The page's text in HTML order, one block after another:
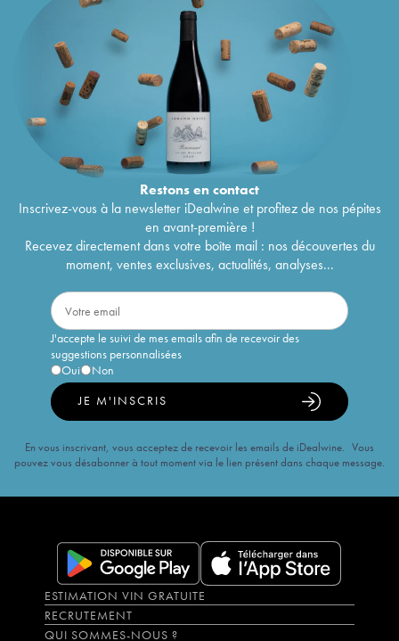
Restons encontact
Inscrivez-vous à la newsletter iDealwine et profitez de nos pépites
en avant-première !
Recevez directement dans votre boîte mail : nos découvertes du
moment, ventes exclusives, actualités, analyses...
J'accepte le suivi de mes emails afin de recevoir des
suggestions personnalisées
Oui
Non
JE M'INSCRIS
En vous inscrivant, vous acceptez de recevoir les emails de iDealwine. Vous
pouvez vous désabonner à tout moment via le lien présent dans chaque message.
ESTIMATION VIN GRATUITE
RECRUTEMENT
QUI SOMMES-NOUS ?